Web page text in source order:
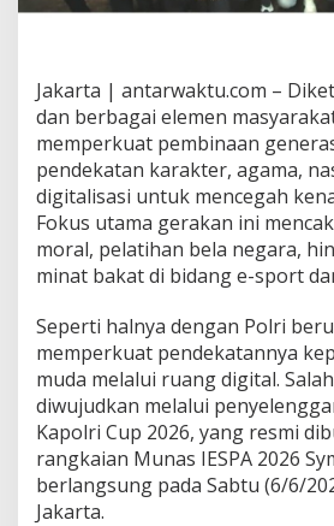
Jakarta | antarwaktu.com –
dan berbagai elemen
memperkuat pembinaan
pendekatan karakter, agama,
digitalisasi untuk mencegah
Fokus utama gerakan ini
moral, pelatihan bela negara,
minat bakat di bidang e-sport
Seperti halnya dengan Polri
memperkuat pendekatannya
muda melalui ruang digital.
diwujudkan melalui
Kapolri Cup 2026, yang resmi
rangkaian Munas IESPA 2026
berlangsung pada Sabtu (6/6/
Jakarta.